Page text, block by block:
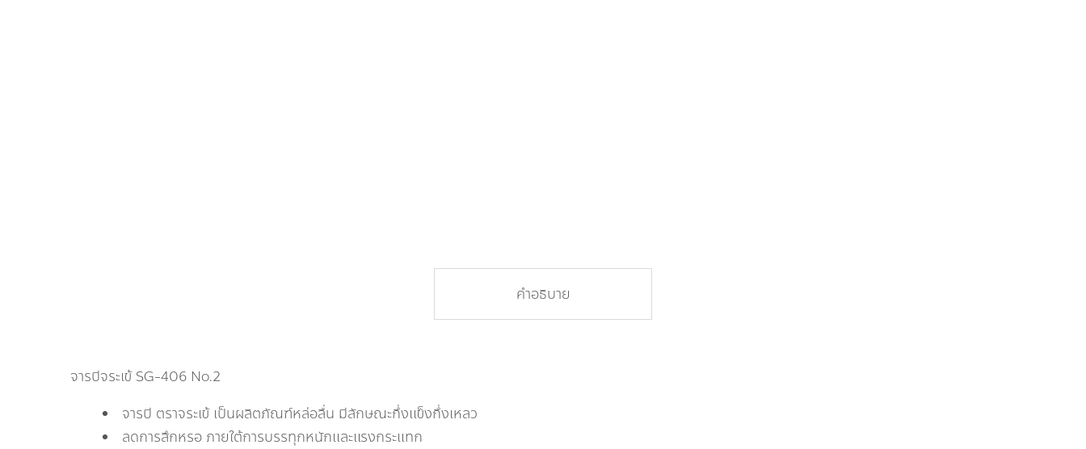
คำอธิบาย
จารบีจระเข้ SG-406 No.2
จารบี ตราจระเข้ เป็นผลิตภัณฑ์หล่อลื่น มีลักษณะกึ่งแข็งกึ่งเหลว
ลดการสึกหรอ ภายใต้การบรรทุกหนักและแรงกระแทก